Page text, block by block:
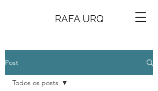
RAFA URQ
Post
Todos os posts